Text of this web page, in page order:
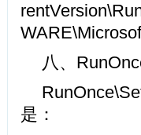
八、
是：